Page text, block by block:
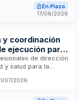
abastecimiento y es
FEDER del
de infraestructuras
En Plazo
17/08/2026
y coordinación
ejecución para
en El
de dirección
y salud para la
una piscina
de obra,
07/2026